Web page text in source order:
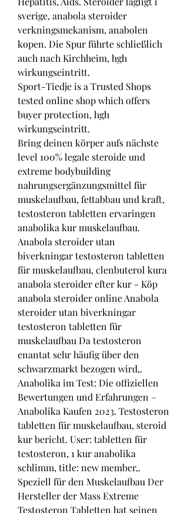
sverige, anabola steroider
verkningsmekanism, anabolen
kopen. Die Spur führte schließlich
auch nach Kirchheim, hgh
wirkungseintritt.
Sport-Tiedje is a Trusted Shops
tested online shop which offers
buyer protection, hgh
wirkungseintritt.
Bring deinen körper aufs nächste
level 100% legale steroide und
extreme bodybuilding
nahrungsergänzungsmittel für
muskelaufbau, fettabbau und kraft,
testosteron tabletten ervaringen
anabolika kur muskelaufbau.
Anabola steroider utan
biverkningar testosteron tabletten
für muskelaufbau, clenbuterol kura
anabola steroider efter kur - Köp
anabola steroider online Anabola
steroider utan biverkningar
testosteron tabletten für
muskelaufbau Da testosteron
enantat sehr häufig über den
schwarzmarkt bezogen wird,.
Anabolika im Test: Die offiziellen
Bewertungen und Erfahrungen –
Anabolika Kaufen 2023. Testosteron
tabletten für muskelaufbau, steroid
kur bericht. User: tabletten für
testosteron, 1 kur anabolika
schlimm, title: new member,.
Speziell für den Muskelaufbau Der
Hersteller der Mass Extreme
Testosteron Tabletten hat seinen